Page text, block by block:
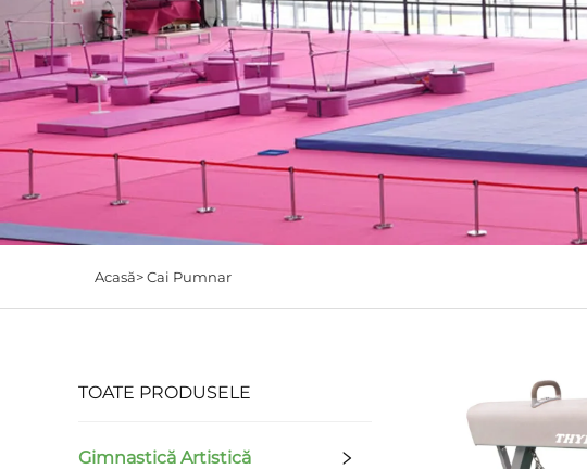
Acasă>Cai Pumnar
TOATE PRODUSELE
Gimnastică Artistică